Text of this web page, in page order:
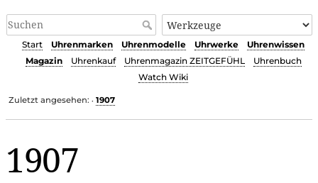
Start Uhrenmarken Uhrenmodelle Uhrwerke
Uhrenwissen
Magazin
Uhrenkauf Uhrenmagazin ZEITGEFÜHL
Uhrenbuch
Watch Wiki
Zuletzt angesehen: • 1907
1907